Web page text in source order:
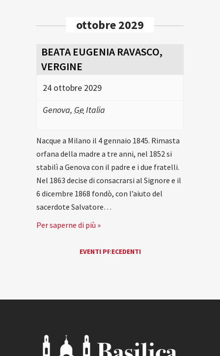
ottobre 2029
BEATA EUGENIA RAVASCO,
VERGINE
24 ottobre 2029
Genova, Ge Italia
Nacque a Milano il 4 gennaio 1845. Rimasta
orfana della madre a tre anni, nel 1852 si
stabilì a Genova con il padre e i due fratelli.
Nel 1863 decise di consacrarsi al Signore e il
6 dicembre 1868 fondò, con l’aiuto del
sacerdote Salvatore…
Per saperne di più »
EVENTI PRECEDENTI